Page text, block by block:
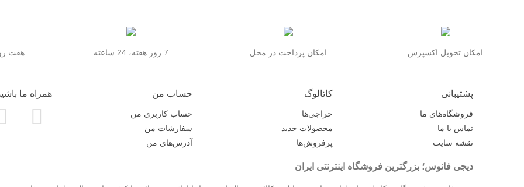
امکان تحویل اکسپرس امکان پرداخت در محل 7 روز هفته، 24 ساعته هفت
پشتیبانی
فروشگاه‌های ما
تماس با ما
نقشه سایت
کاتالوگ
حراجی‌ها
محصولات جدید
پرفروش‌ها
حساب من
حساب کاربری من
سفارشات من
آدرس‌های من
همراه ما
دیجی فانوس؛ بزرگترین فروشگاه اینترنتی ایران